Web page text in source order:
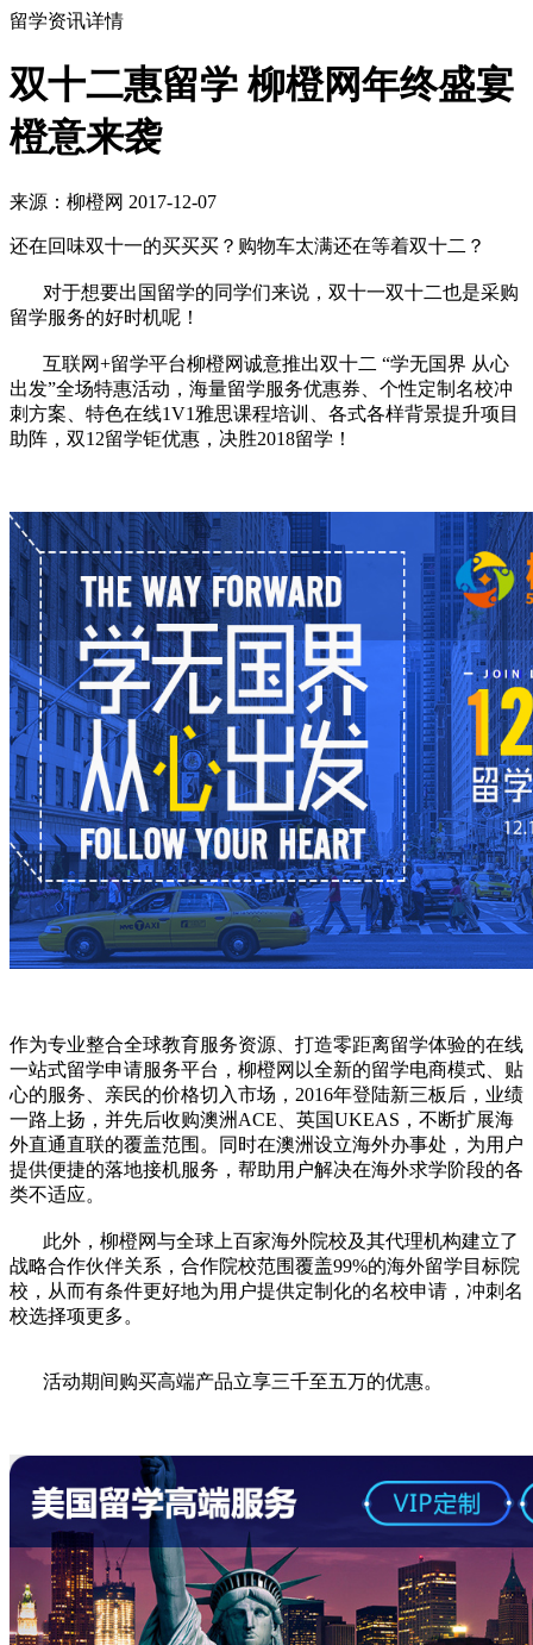
留学资讯详情
双十二惠留学 柳橙网年终盛宴
橙意来袭
来源：柳橙网 2017-12-07
还在回味双十一的买买买？购物车太满还在等着双十二？
对于想要出国留学的同学们来说，双十一双十二也是采购
留学服务的好时机呢！
互联网+留学平台柳橙网诚意推出双十二 “学无国界 从心
出发”全场特惠活动，海量留学服务优惠券、个性定制名校冲
刺方案、特色在线1V1雅思课程培训、各式各样背景提升项目
助阵，双12留学钜优惠，决胜2018留学！
作为专业整合全球教育服务资源、打造零距离留学体验的在线
一站式留学申请服务平台，柳橙网以全新的留学电商模式、贴
心的服务、亲民的价格切入市场，2016年登陆新三板后，业绩
一路上扬，并先后收购澳洲ACE、英国UKEAS，不断扩展海
外直通直联的覆盖范围。同时在澳洲设立海外办事处，为用户
提供便捷的落地接机服务，帮助用户解决在海外求学阶段的各
类不适应。
此外，柳橙网与全球上百家海外院校及其代理机构建立了
战略合作伙伴关系，合作院校范围覆盖99%的海外留学目标院
校，从而有条件更好地为用户提供定制化的名校申请，冲刺名
校选择项更多。
活动期间购买高端产品立享三千至五万的优惠。